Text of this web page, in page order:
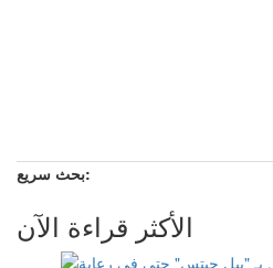
بحث سريع:
الأكثر قراءة الآن